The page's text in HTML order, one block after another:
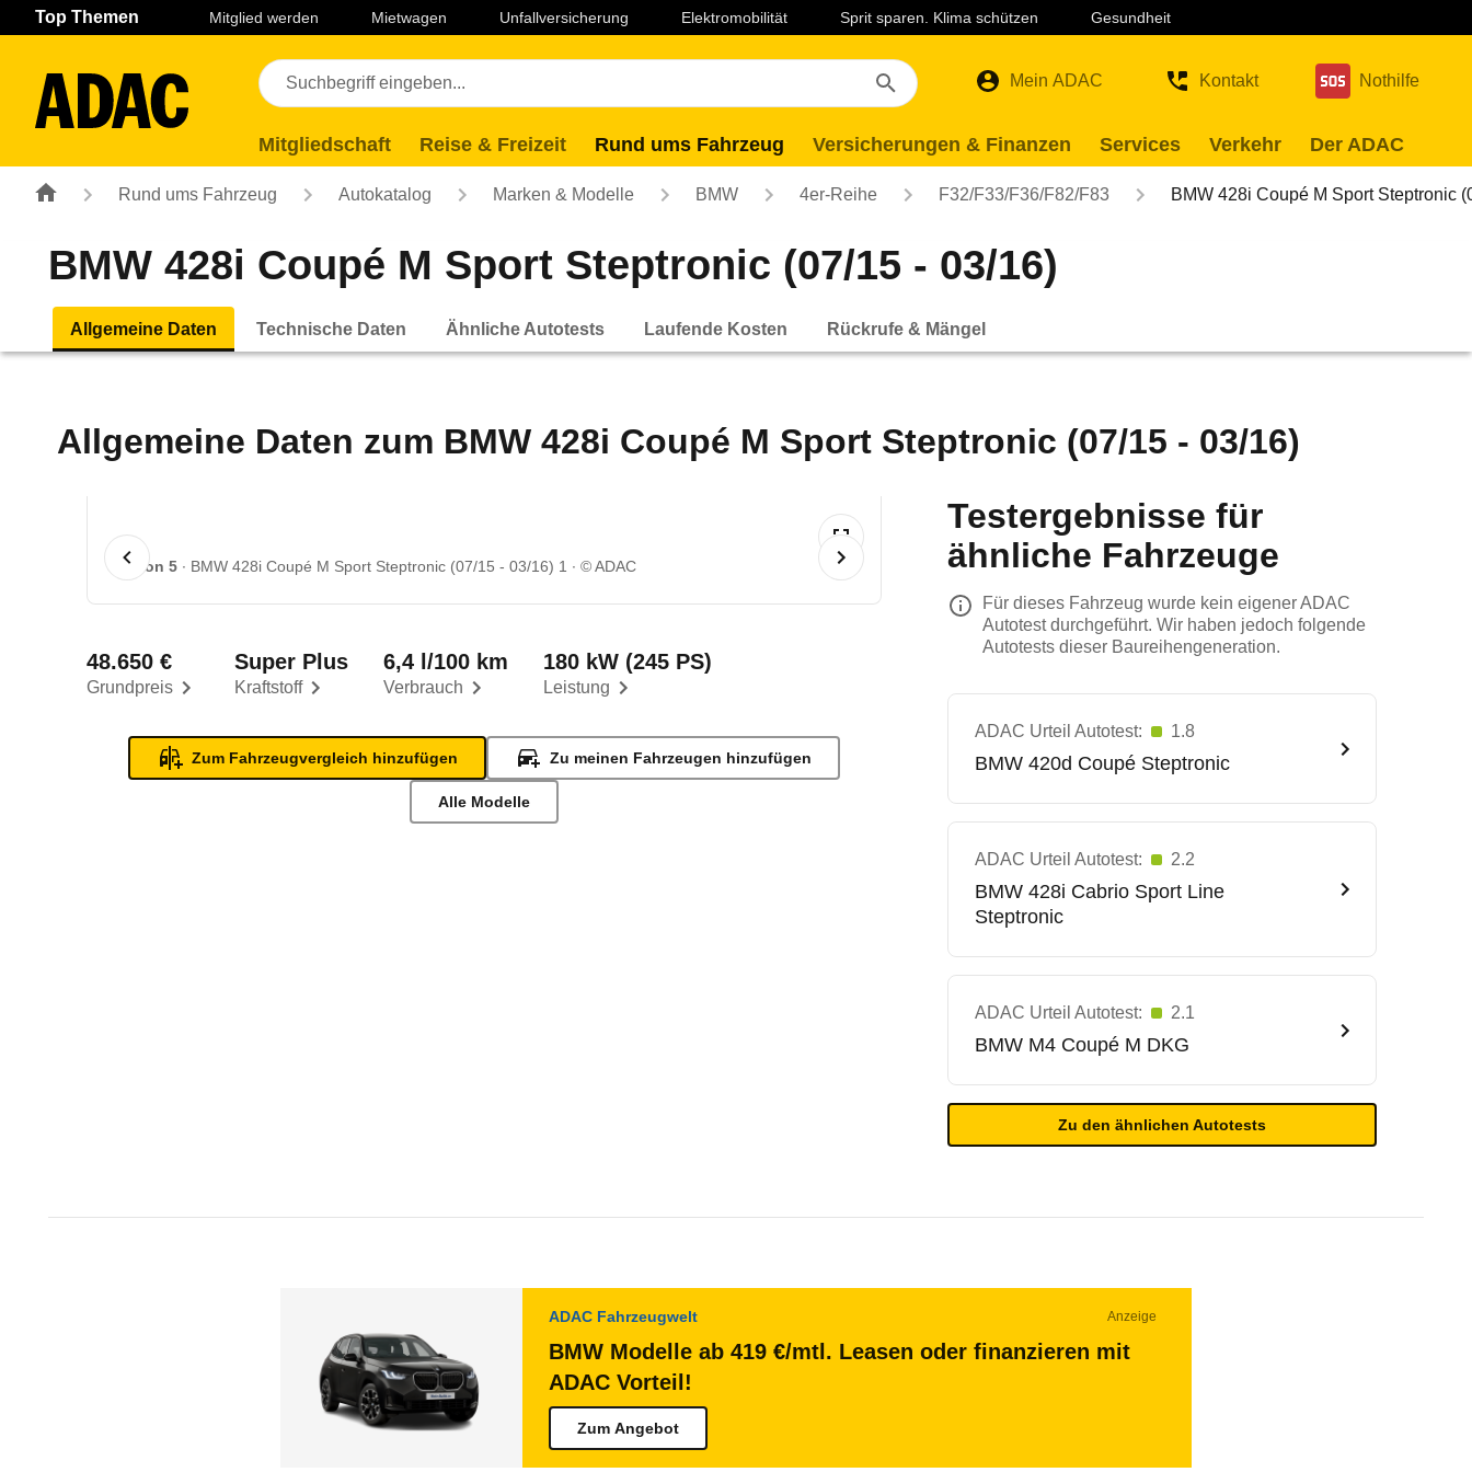
Navigation Seiteninhalt Fußzeile
Top Themen Mitglied werden Mietwagen Unfallversicherung Elektromobilität Sprit sparen. Klima schützen Gesundheit
Mein ADAC Kontakt Nothilfe
Mitgliedschaft Reise & Freizeit Rund ums Fahrzeug Versicherungen & Finanzen Services Verkehr Der ADAC
Rund ums Fahrzeug Autokatalog Marken & Modelle BMW 4er-Reihe F32/F33/F36/F82/F83 BMW 428i Coupé M Sport Steptronic
BMW 428i Coupé M Sport Steptronic (07/15 - 03/16)
Allgemeine Daten Technische Daten Ähnliche Autotests Laufende Kosten Rückrufe & Mängel
Allgemeine Daten zum BMW 428i Coupé M Sport Steptronic (07/15 - 03/16)
1 von 5 BMW 428i Coupé M Sport Steptronic (07/15 - 03/16) 1 © ADAC
Grundpreis
48.650 €
Kraftstoff
Super Plus
Verbrauch
6,4 l/100 km
Leistung
180 kW (245 PS)
Zum Fahrzeugvergleich hinzufügen Zu meinen Fahrzeugen hinzufügen
Alle Modelle
Testergebnisse für
ähnliche Fahrzeuge
Für dieses Fahrzeug wurde kein eigener ADAC
Autotest durchgeführt. Wir haben jedoch folgende
Autotests dieser Baureihengeneration.
ADAC Urteil Autotest: 1.8
BMW 420d Coupé Steptronic
ADAC Urteil Autotest: 2.2
BMW 428i Cabrio Sport Line
Steptronic
ADAC Urteil Autotest: 2.1
BMW M4 Coupé M DKG
Zu den ähnlichen Autotests
ADAC Fahrzeugwelt Anzeige
BMW Modelle ab 419 €/mtl. Leasen oder finanzieren mit
ADAC Vorteil!
Zum Angebot